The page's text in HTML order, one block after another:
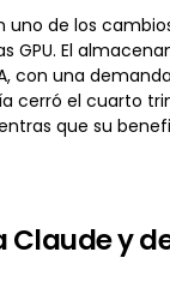
de los
El
con una
el cuarto
que su
y